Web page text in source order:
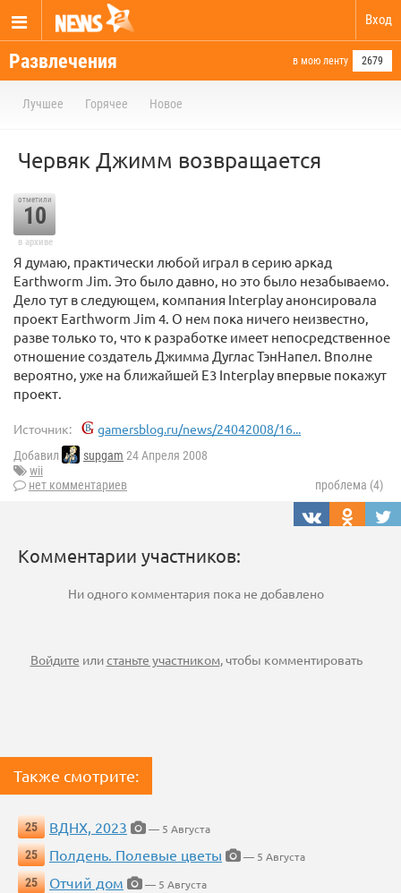
Вход
Развлечения в мою ленту 2679
Лучшее Горячее Новое
Червяк Джимм возвращается
отметили
10
в архиве
Я думаю, практически любой играл в серию аркад
Earthworm Jim. Это было давно, но это было незабываемо.
Дело тут в следующем, компания Interplay анонсировала
проект Earthworm Jim 4. О нем пока ничего неизвестно,
разве только то, что к разработке имеет непосредственное
отношение создатель Джимма Дуглас ТэнНапел. Вполне
вероятно, уже на ближайшей E3 Interplay впервые покажут
проект.
Источник: gamersblog.ru/news/24042008/16...
Добавил supgam 24 Апреля 2008
wii
нет комментариев
проблема (4)
Комментарии участников:
Ни одного комментария пока не добавлено
Войдите илистаньте участником, чтобы комментировать
Также смотрите:
25 ВДНХ, 2023
— 5 Августа
25
Полдень. Полевые цветы
— 5 Августа
25
Отчий дом
— 5 Августа